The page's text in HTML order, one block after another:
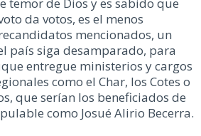
temor de Dios y es sabido que
da votos, es el menos
mencionados, un
país siga desamparado, para
entregue ministerios y cargos
como el Char, los Cotes o
que serían los beneficiados de
como Josué Alirio Becerra.